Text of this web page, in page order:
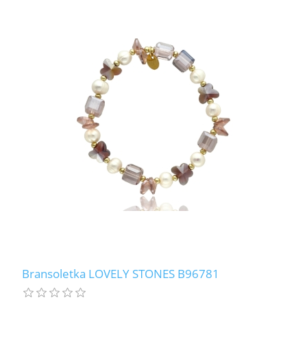
Bransoletka LOVELY STONES B96781